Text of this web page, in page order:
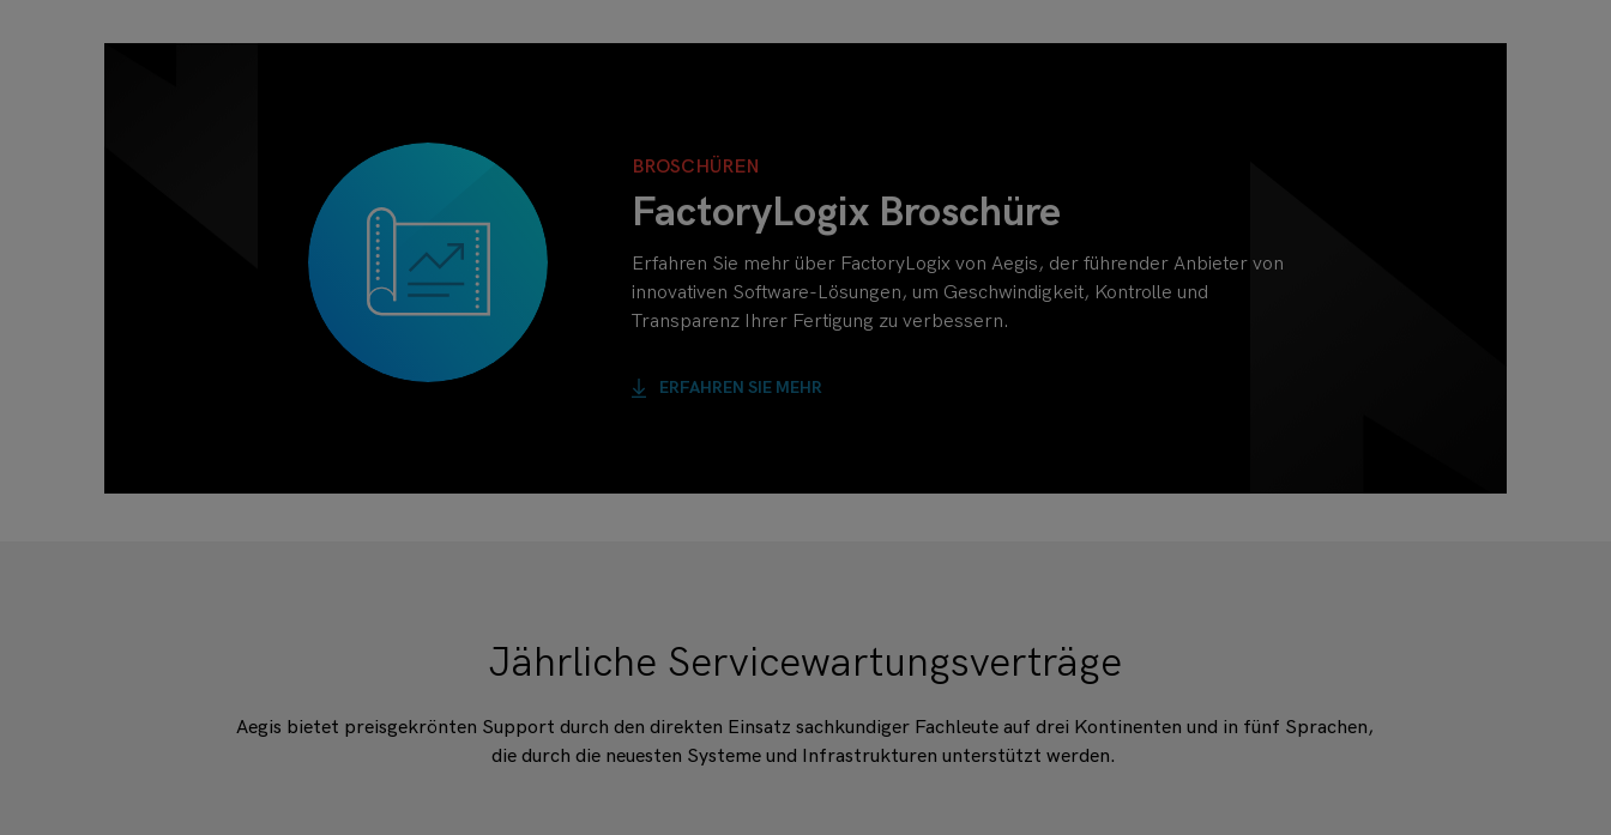
BROSCHÜREN
FactoryLogix Broschüre
Erfahren Sie mehr über FactoryLogix von Aegis, der führender Anbieter von
innovativen Software-Lösungen, um Geschwindigkeit, Kontrolle und
Transparenz Ihrer Fertigung zu verbessern.
ERFAHREN SIE MEHR
Jährliche Servicewartungsverträge
Aegis bietet preisgekrönten Support durch den direkten Einsatz sachkundiger Fachleute auf drei Kontinenten und in fünf Sprachen,
die durch die neuesten Systeme und Infrastrukturen unterstützt werden.